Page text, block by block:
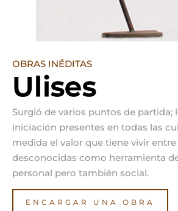
OBRAS INÉDITAS
Ulises
Surgió de varios puntos de partida;
iniciación presentes en todas las
medida el valor que tiene vivir
desconocidas como herramienta
personal pero también social.
ENCARGAR UNA OBRA